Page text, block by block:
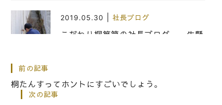
2019.05.30 社長ブログ
こだわり桐箪笥の社長ブログ 一生懸
2024.08.05 |社長ブログ
前の記事
桐たんすってホントにすごいでしょう。
次の記事